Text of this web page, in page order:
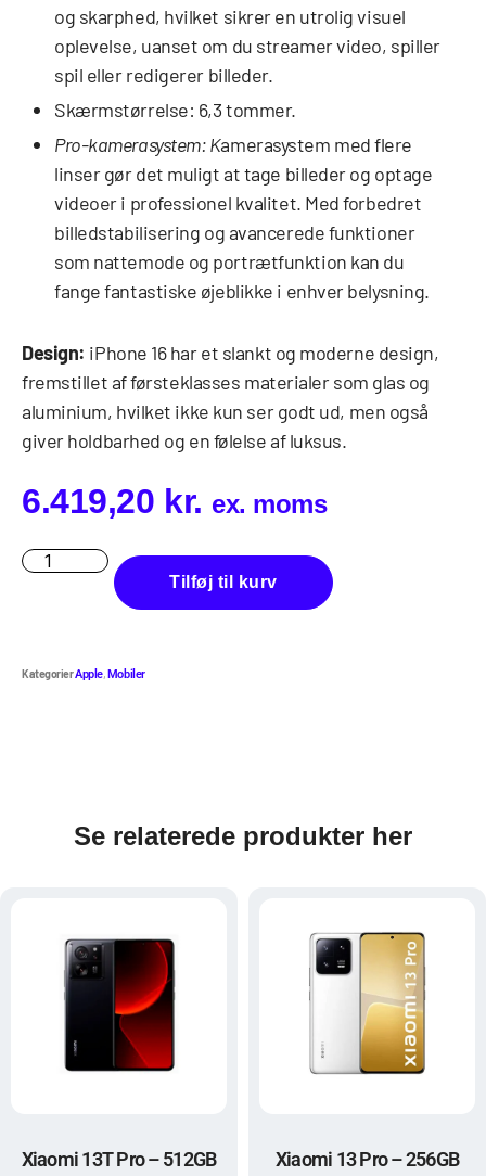
og skarphed, hvilket sikrer en utrolig visuel
oplevelse, uanset om du streamer video, spiller
spil eller redigerer billeder.
Skærmstørrelse: 6,3 tommer.
Pro-kamerasystem: Kamerasystem med flere
linser gør det muligt at tage billeder og optage
videoer i professionel kvalitet. Med forbedret
billedstabilisering og avancerede funktioner
som nattemode og portrætfunktion kan du
fange fantastiske øjeblikke i enhver belysning.
Design: iPhone 16 har et slankt og moderne design,
fremstillet af førsteklasses materialer som glas og
aluminium, hvilket ikke kun ser godt ud, men også
giver holdbarhed og en følelse af luksus.
6.419,20 kr. ex. moms
Tilføj til kurv
KategorierApple,Mobiler
Se relaterede produkter her
Xiaomi 13T Pro – 512GB Xiaomi 13 Pro – 256GB